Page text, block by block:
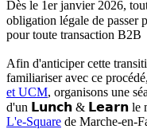
Dès le 1er janvier 2026,
obligation légale de
pour toute transaction B2B
Afin d'anticiper cette
familiariser avec ce
et UCM, organisons une
d'un 𝗟𝘂𝗻𝗰𝗵 & 𝗟𝗲𝗮𝗿𝗻 le
L'e-Square de Marche-en-